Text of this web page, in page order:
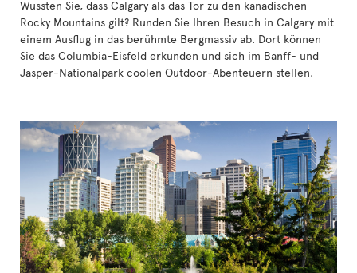
Wussten Sie, dass Calgary als das Tor zu den kanadischen
Rocky Mountains gilt? Runden Sie Ihren Besuch in Calgary mit
einem Ausflug in das berühmte Bergmassiv ab. Dort können
Sie das Columbia-Eisfeld erkunden und sich im Banff- und
Jasper-Nationalpark coolen Outdoor-Abenteuern stellen.